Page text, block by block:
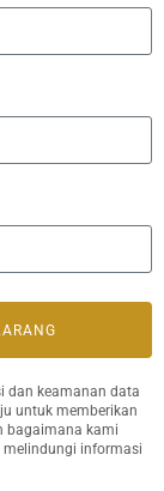
dan keamanan data
untuk memberikan
bagaimana kami
melindungi informasi